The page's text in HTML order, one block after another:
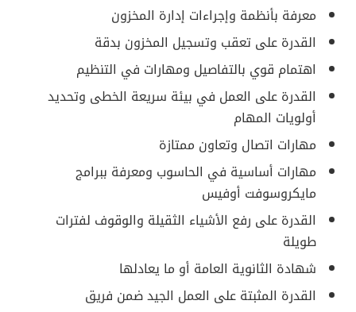
معرفة بأنظمة وإجراءات إدارة المخزون
القدرة على تعقب وتسجيل المخزون بدقة
اهتمام قوي بالتفاصيل ومهارات في التنظيم
القدرة على العمل في بيئة سريعة الخطى وتحديد
أولويات المهام
مهارات اتصال وتعاون ممتازة
مهارات أساسية في الحاسوب ومعرفة ببرامج
مايكروسوفت أوفيس
القدرة على رفع الأشياء الثقيلة والوقوف لفترات
طويلة
شهادة الثانوية العامة أو ما يعادلها
القدرة المثبتة على العمل الجيد ضمن فريق